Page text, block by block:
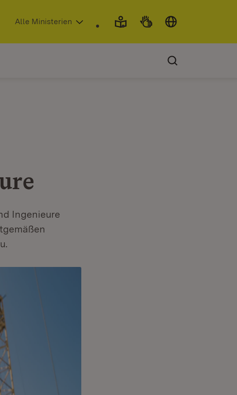
in neuem Fenster)
Alle Ministerien
Ingenieure